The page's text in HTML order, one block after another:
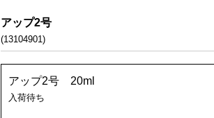
アップ2号
(13104901)
アップ2号 20ml
入荷待ち